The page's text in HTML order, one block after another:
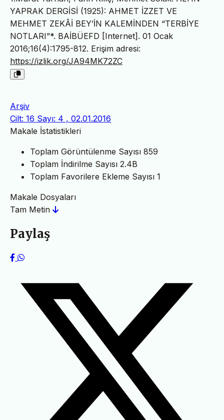
YAPRAK DERGİSİ (1925): AHMET İZZET VE
MEHMET ZEKÂİ BEY’İN KALEMİNDEN “TERBİYE
NOTLARI”*. BAİBÜEFD [Internet]. 01 Ocak
2016;16(4):1795-812. Erişim adresi:
https://izlik.org/JA94MK72ZC
Arşiv
Cilt: 16 Sayı: 4 , 02.01.2016
Makale İstatistikleri
Toplam Görüntülenme Sayısı 859
Toplam İndirilme Sayısı 2.4B
Toplam Favorilere Ekleme Sayısı 1
Makale Dosyaları
Tam Metin
Paylaş